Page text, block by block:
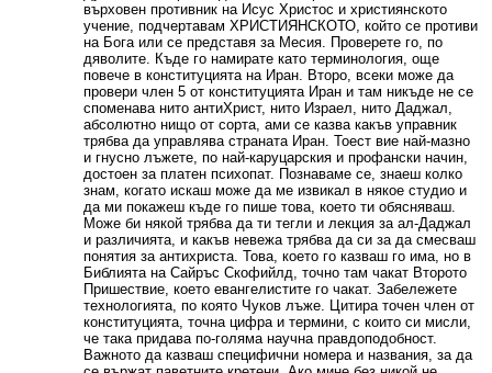
върховен противник на Исус Христос и християнското
учение, подчертавам ХРИСТИЯНСКОТО, който се противи
на Бога или се представя за Месия. Проверете го, по
дяволите. Къде го намирате като терминология, още
повече в конституцията на Иран. Второ, всеки може да
провери член 5 от конституцията Иран и там никъде не се
споменава нито антиХрист, нито Израел, нито Даджал,
абсолютно нищо от сорта, ами се казва какъв управник
трябва да управлява страната Иран. Тоест вие най-мазно
и гнусно лъжете, по най-каруцарския и профански начин,
достоен за платен психопат. Познаваме се, знаеш колко
знам, когато искаш може да ме извикал в някое студио и
да ми покажеш къде го пише това, което ти обясняваш.
Може би някой трябва да ти тегли и лекция за ал-Даджал
и различията, и какъв невежа трябва да си за да смесваш
понятия за антихриста. Това, което го казваш го има, но в
Библията на Сайръс Скофийлд, точно там чакат Второто
Пришествие, което евангелистите го чакат. Забележете
технологията, по която Чуков лъже. Цитира точен член от
конституцията, точна цифра и термини, с които си мисли,
че така придава по-голяма научна правдоподобност.
Важното да казваш специфични номера и названия, за да